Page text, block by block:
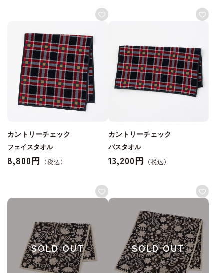
カントリーチェック
フェイスタオル
8,800円
カントリーチェック
バスタオル
13,200円
SOLD OUT SOLD OUT